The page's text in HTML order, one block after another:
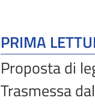
PRIMA
Proposta di
Trasmessa